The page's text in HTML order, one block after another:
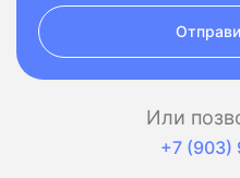
Или
+7 (903)